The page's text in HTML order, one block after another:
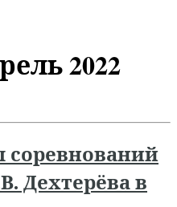
2022
соревнований
Дехтерёва в